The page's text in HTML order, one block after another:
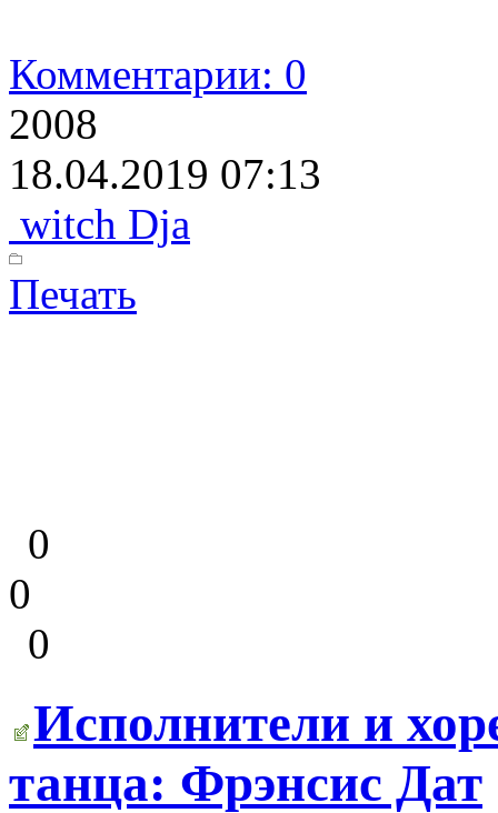
Комментарии: 0
2008
18.04.2019 07:13
witch Dja
Печать
0
0
0
Исполнители и
танца: Фрэнсис Дат